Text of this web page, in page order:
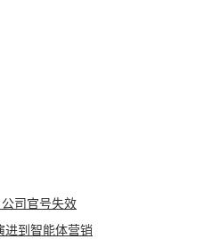
司官号失效
进到智能体营销